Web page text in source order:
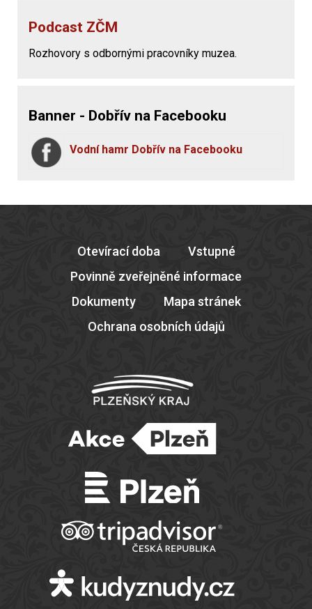
Podcast ZČM
Rozhovory s odbornými pracovníky muzea.
Banner - Dobřív na Facebooku
Vodní hamr Dobřív na Facebooku
Otevírací doba
Vstupné
Povinně zveřejněné informace
Dokumenty
Mapa stránek
Ochrana osobních údajů